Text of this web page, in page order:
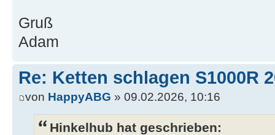
Gruß
Adam
Re: Ketten schlagen S1000R
von HappyABG » 09.02.2026, 10:16
Hinkelhub hat geschrieben: